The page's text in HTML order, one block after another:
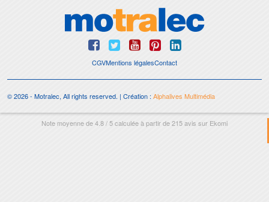
CGVMentions légalesContact
© 2026 - Motralec, All rights reserved. | Création :Alphalives Multimédia
Note moyenne de4.8/5calculée à partir de215avis sur Ekomi